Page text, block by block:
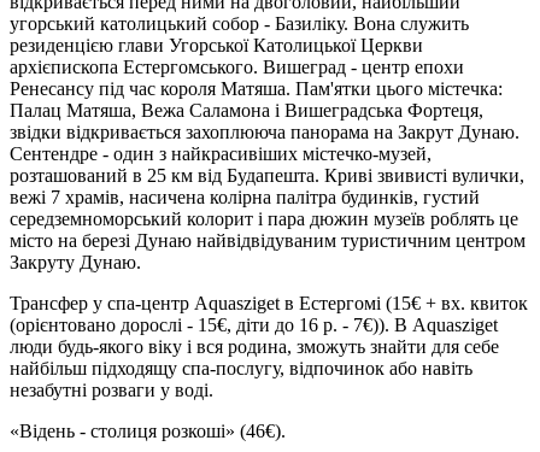
угорський католицький собор - Базиліку. Вона служить
резиденцією глави Угорської Католицької Церкви
архієпископа Естергомського. Вишеград - центр епохи
Ренесансу під час короля Матяша. Пам'ятки цього містечка:
Палац Матяша, Вежа Саламона і Вишеградська Фортеця,
звідки відкривається захоплююча панорама на Закрут Дунаю.
Сентендре - один з найкрасивіших містечко-музей,
розташований в 25 км від Будапешта. Криві звивисті вулички,
вежі 7 храмів, насичена колірна палітра будинків, густий
середземноморський колорит і пара дюжин музеїв роблять це
місто на березі Дунаю найвідвідуваним туристичним центром
Закруту Дунаю.
Трансфер у спа-центр Aquasziget в Естергомі (15€ + вх. квиток
(орієнтовано дорослі - 15€, діти до 16 р. - 7€)). В Aquasziget
люди будь-якого віку і вся родина, зможуть знайти для себе
найбільш підходящу спа-послугу, відпочинок або навіть
незабутні розваги у воді.
«Відень - столиця розкоші» (46€).